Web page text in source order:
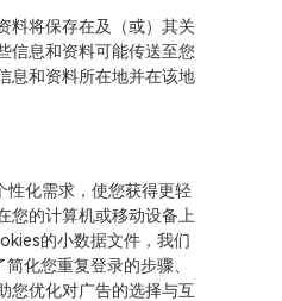
料将保存在及（或）其关
信息和资料可能传送至您
息和资料所在地并在该地
性化需求，使您获得更轻
您的计算机或移动设备上
的小数据文件，我们
化您重复登录的步骤、
您优化对广告的选择与互